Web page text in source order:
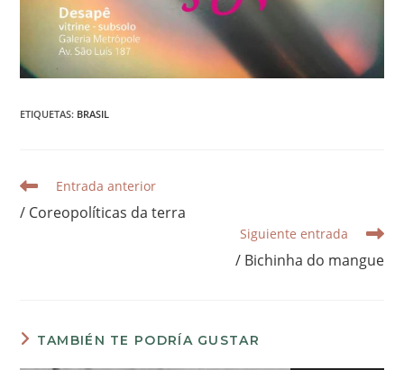
ETIQUETAS: BRASIL
LEER
ARTÍCULOS
Entrada anterior
/ Coreopolíticas da terra
Siguiente entrada
/ Bichinha do mangue
TAMBIÉN TE PODRÍA GUSTAR